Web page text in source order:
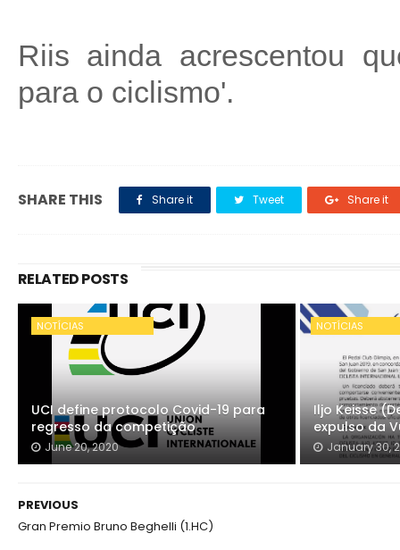
Riis ainda acrescentou
para o ciclismo'.
SHARE THIS Share it Tweet Share it
RELATED POSTS
NOTÍCIAS
UCI define protocolo Covid-19 para
regresso da competição
June 20, 2020
NOTÍCIAS
Iljo Keisse
expulso da
January 30,
PREVIOUS
Gran Premio Bruno Beghelli (1.HC)